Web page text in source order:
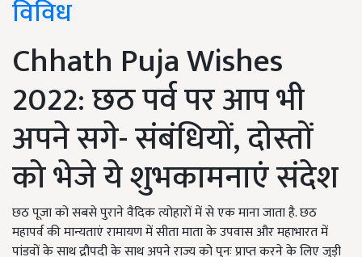
विविध
Chhath Puja Wishes
2022: छठ पर्व पर आप भी
अपने सगे- संबंधियों, दोस्तों
को भेजे ये शुभकामनाएं संदेश
छठ पूजा को सबसे पुराने वैदिक त्योहारों में से एक माना जाता है. छठ
महापर्व की मान्यताएं रामायण में सीता माता के उपवास और महाभारत में
पांडवों के साथ द्रौपदी के साथ अपने राज्य को पुनः प्राप्त करने के लिए जुड़ी